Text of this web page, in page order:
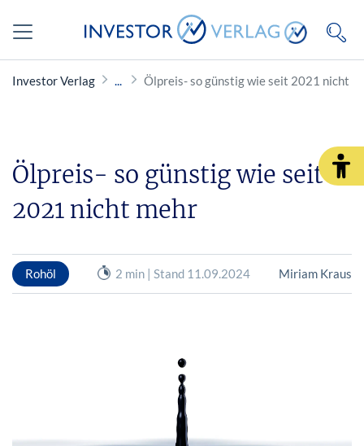
Investor Verlag Ölpreis- so günstig wie seit 2021 nicht
Ölpreis- so günstig wie seit
2021 nicht mehr
Rohöl 2 min | Stand 11.09.2024 Miriam Kraus